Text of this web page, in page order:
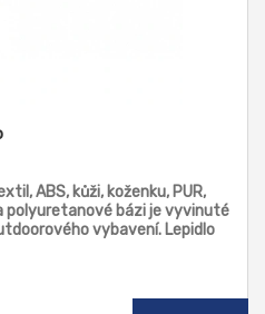
ABS, kůži, koženku, PUR,
polyuretanové bázi je vyvinuté
vybavení. Lepidlo